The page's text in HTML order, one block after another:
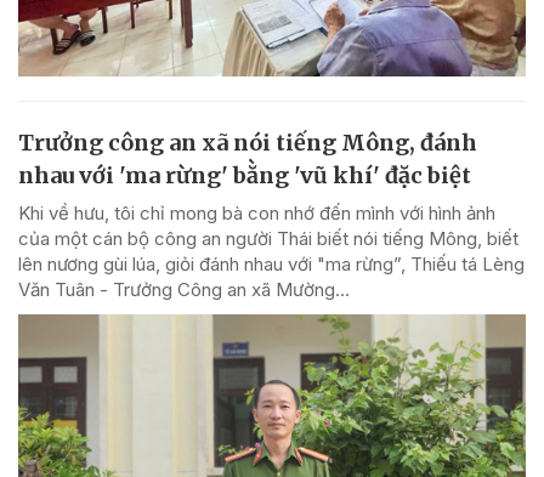
Trưởng công an xã nói tiếng Mông, đánh
nhau với 'ma rừng' bằng 'vũ khí' đặc biệt
Khi về hưu, tôi chỉ mong bà con nhớ đến mình với hình ảnh
của một cán bộ công an người Thái biết nói tiếng Mông, biết
lên nương gùi lúa, giỏi đánh nhau với "ma rừng”, Thiếu tá Lèng
Văn Tuân - Trưởng Công an xã Mường...